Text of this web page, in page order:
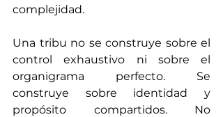
complejidad.
Una tribu no se construye sobre el
control exhaustivo ni sobre el
organigrama perfecto. Se
construye sobre identidad y
propósito compartidos. No